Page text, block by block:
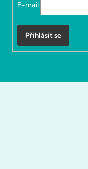
E-mail
Přihlásit se